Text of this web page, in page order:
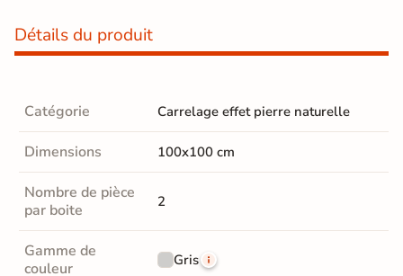
Détails du produit
Catégorie Carrelage effet pierre naturelle
Dimensions 100x100 cm
Nombre de pièce
par boite
2
Gamme de
couleur
Gris